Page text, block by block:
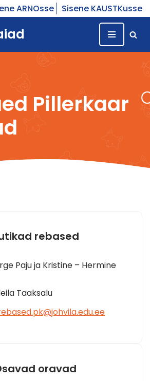
ARNOsse Sisene KAUSTKusse
Pillerkaar
rebased
Paju ja Kristine – Hermine
Taaksalu
oravad